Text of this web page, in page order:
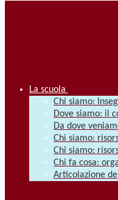
La scuola
Chi siamo:
Dove siamo: il
Da dove
Chi siamo:
Chi siamo:
Chi fa cosa:
Articolazione